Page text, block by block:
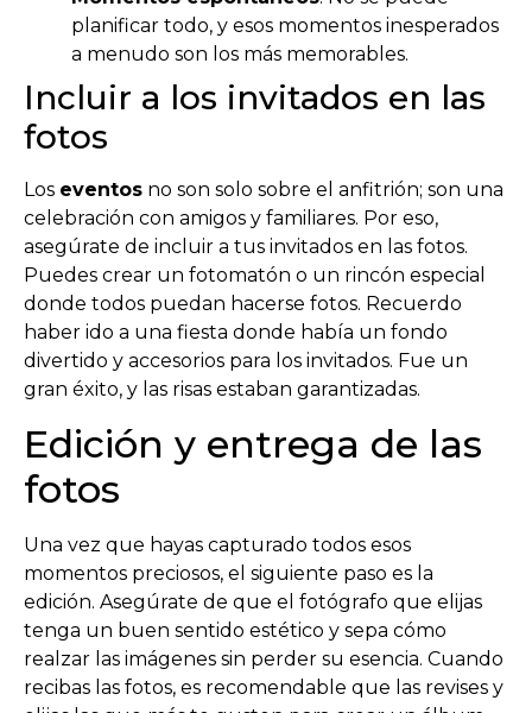
planificar todo, y esos momentos inesperados
a menudo son los más memorables.
Incluir a los invitados en las
fotos
Los eventos no son solo sobre el anfitrión; son una
celebración con amigos y familiares. Por eso,
asegúrate de incluir a tus invitados en las fotos.
Puedes crear un fotomatón o un rincón especial
donde todos puedan hacerse fotos. Recuerdo
haber ido a una fiesta donde había un fondo
divertido y accesorios para los invitados. Fue un
gran éxito, y las risas estaban garantizadas.
Edición y entrega de las
fotos
Una vez que hayas capturado todos esos
momentos preciosos, el siguiente paso es la
edición. Asegúrate de que el fotógrafo que elijas
tenga un buen sentido estético y sepa cómo
realzar las imágenes sin perder su esencia. Cuando
recibas las fotos, es recomendable que las revises y